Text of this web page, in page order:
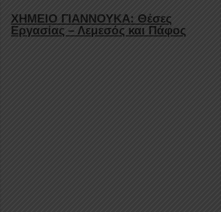
ΧΗΜΕΙΟ ΓΙΑΝΝΟΥΚΑ: Θέσες
Εργασίας – Λεμεσός και Πάφος